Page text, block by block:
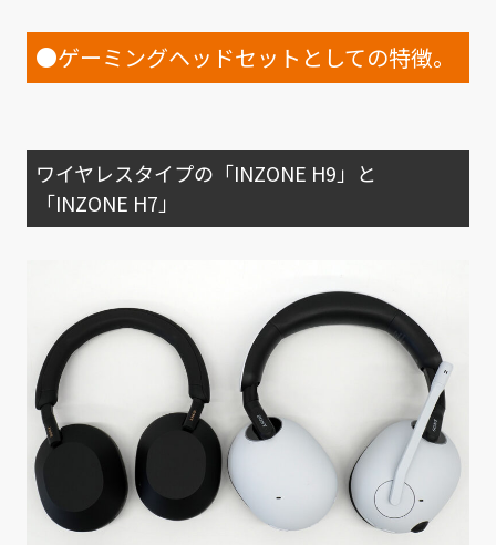
●ゲーミングヘッドセットとしての特徴。
ワイヤレスタイプの「INZONE H9」と
「INZONE H7」